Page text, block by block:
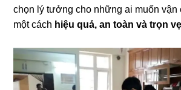
chọn lý tưởng cho những ai muốn vận
một cách hiệu quả, an toàn và trọn